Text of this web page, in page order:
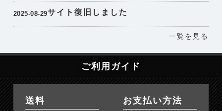
2025-08-29サイト復旧しました
一覧を見る
ご利用ガイド
送料
お支払い方法